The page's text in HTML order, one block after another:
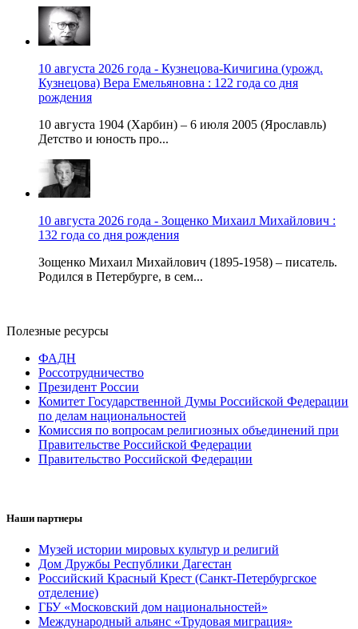
10 августа 2026 года - Кузнецова-Кичигина (урожд.
Кузнецова) Вера Емельяновна : 122 года со дня
рождения
10 августа 1904 (Харбин) – 6 июля 2005 (Ярославль)
Детство и юность про...
10 августа 2026 года - Зощенко Михаил Михайлович :
132 года со дня рождения
Зощенко Михаил Михайлович (1895-1958) – писатель.
Родился в Петербурге, в сем...
Полезные ресурсы
ФАДН
Россотрудничество
Президент России
Комитет Государственной Думы Российской Федерации
по делам национальностей
Комиссия по вопросам религиозных объединений при
Правительстве Российской Федерации
Правительство Российской Федерации
Наши партнеры
Музей истории мировых культур и религий
Дом Дружбы Республики Дагестан
Российский Красный Крест (Санкт-Петербургское
отделение)
ГБУ «Московский дом национальностей»
Международный альянс «Трудовая миграция»